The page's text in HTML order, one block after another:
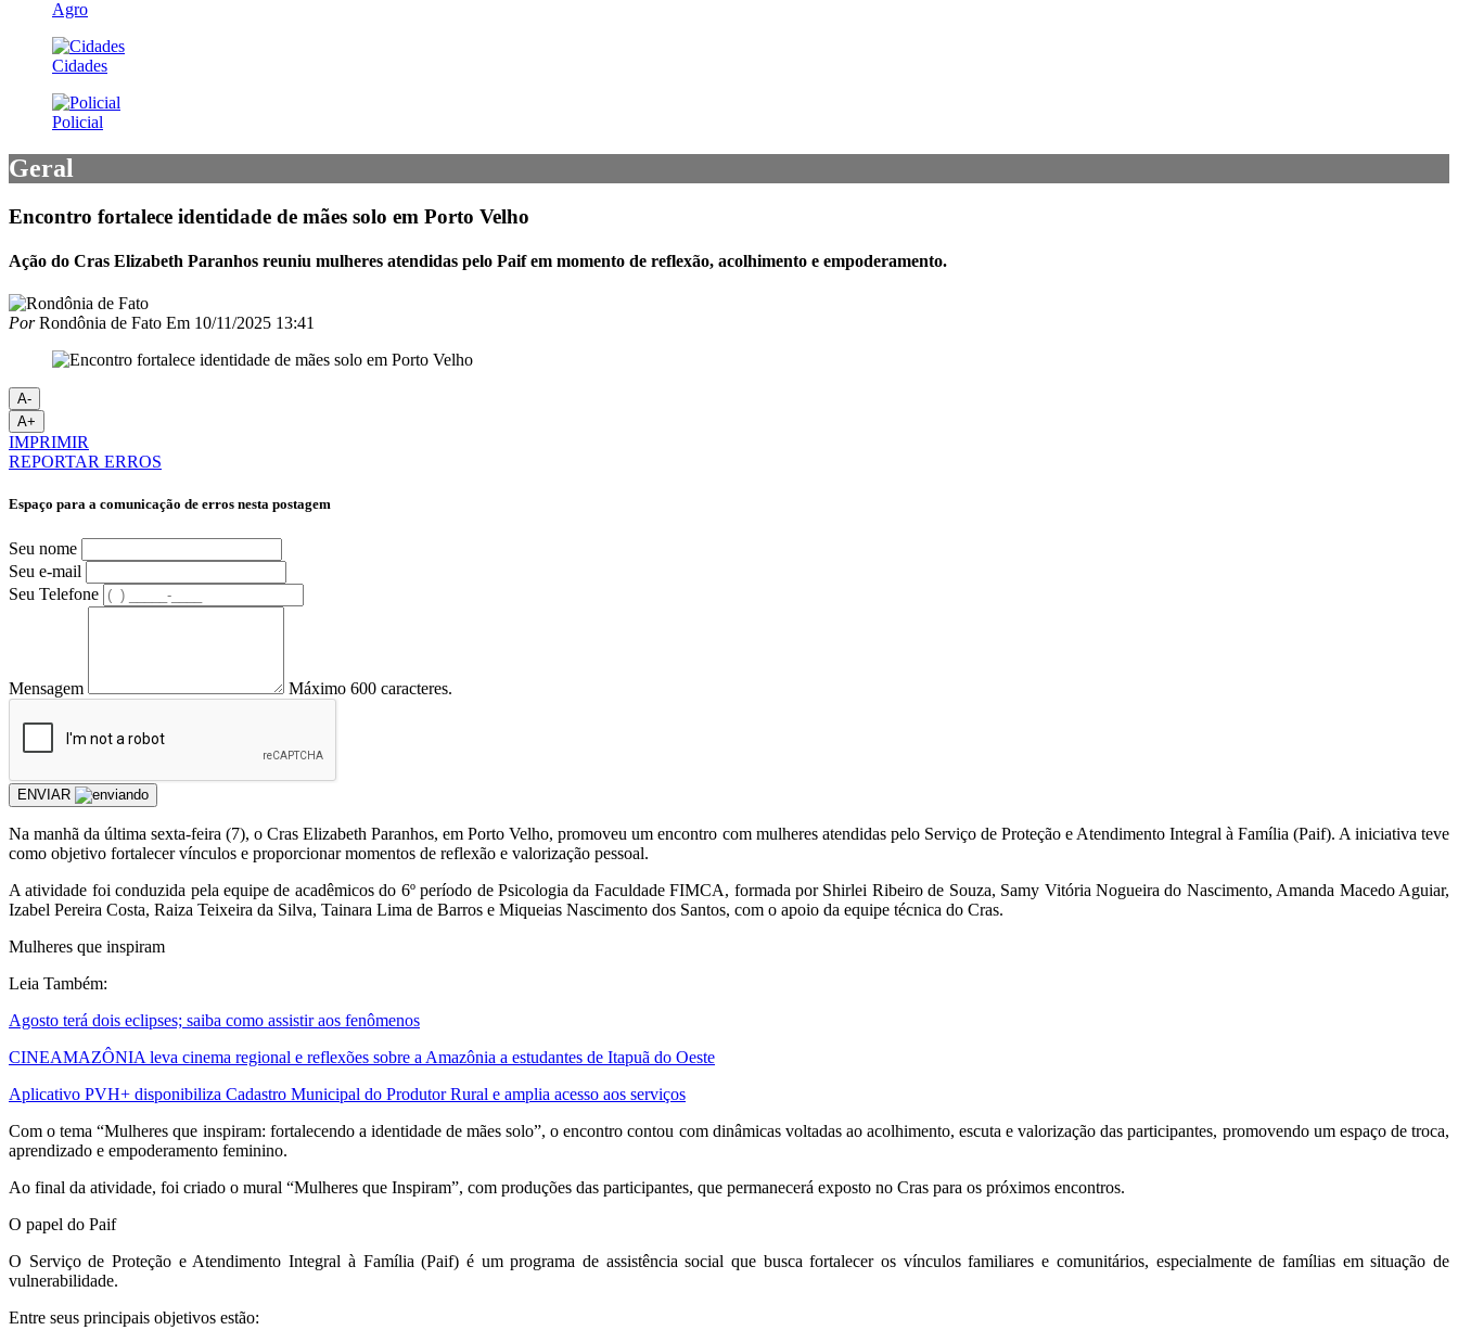
Agro
Cidades
Policial
Geral
Encontro fortalece identidade de mães solo em Porto Velho
Ação do Cras Elizabeth Paranhos reuniu mulheres atendidas pelo Paif em momento de reflexão, acolhimento e empoderamento.
PorRondônia de Fato Em 10/11/2025 13:41
A-
A+
IMPRIMIR
REPORTAR ERROS
Espaço para a comunicação de erros nesta postagem
Seu nome
Seu e-mail
Seu Telefone
Mensagem Máximo 600 caracteres.
ENVIAR
Na manhã da última sexta-feira (7), o Cras Elizabeth Paranhos, em Porto Velho, promoveu um encontro com mulheres atendidas pelo Serviço de Proteção e Atendimento Integral à Família (Paif). A iniciativa teve
como objetivo fortalecer vínculos e proporcionar momentos de reflexão e valorização pessoal.
A atividade foi conduzida pela equipe de acadêmicos do 6º período de Psicologia da Faculdade FIMCA, formada por Shirlei Ribeiro de Souza, Samy Vitória Nogueira do Nascimento, Amanda Macedo Aguiar,
Izabel Pereira Costa, Raiza Teixeira da Silva, Tainara Lima de Barros e Miqueias Nascimento dos Santos, com o apoio da equipe técnica do Cras.
Mulheres que inspiram
Leia Também:
Agosto terá dois eclipses; saiba como assistir aos fenômenos
CINEAMAZÔNIA leva cinema regional e reflexões sobre a Amazônia a estudantes de Itapuã do Oeste
Aplicativo PVH+ disponibiliza Cadastro Municipal do Produtor Rural e amplia acesso aos serviços
Com o tema “Mulheres que inspiram: fortalecendo a identidade de mães solo”, o encontro contou com dinâmicas voltadas ao acolhimento, escuta e valorização das participantes, promovendo um espaço de troca,
aprendizado e empoderamento feminino.
Ao final da atividade, foi criado o mural “Mulheres que Inspiram”, com produções das participantes, que permanecerá exposto no Cras para os próximos encontros.
O papel do Paif
O Serviço de Proteção e Atendimento Integral à Família (Paif) é um programa de assistência social que busca fortalecer os vínculos familiares e comunitários, especialmente de famílias em situação de
vulnerabilidade.
Entre seus principais objetivos estão: